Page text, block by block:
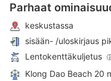
Parhaat
keskustassa
sisään- /uloskirjaus
Lentokenttäkuljetus
Klong Dao Beach 20